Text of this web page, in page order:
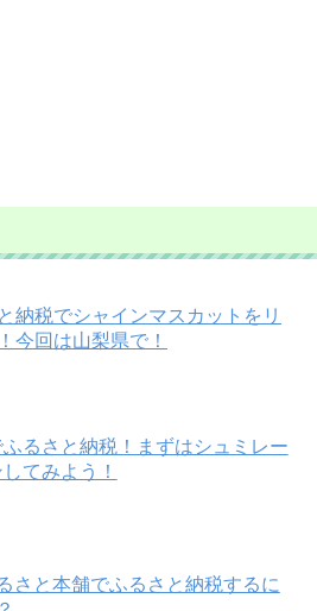
納税でシャインマスカットをリ
今回は山梨県で！
るさと納税！まずはシュミレー
てみよう！
さと本舗でふるさと納税するに